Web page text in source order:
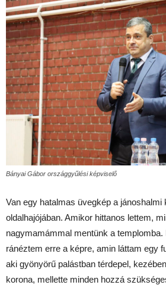
Bányai Gábor országgyűlési képviselő
Van egy hatalmas üvegkép a jánoshalmi
oldalhajójában. Amikor hittanos lettem,
nagymamámmal mentünk a
ránéztem erre a képre, amin láttam egy
aki gyönyörű palástban térdepel,
korona, mellette minden hozzá